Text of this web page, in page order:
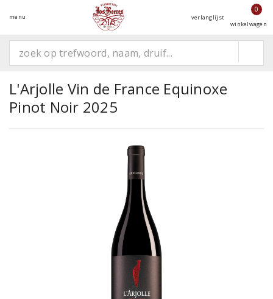
menu verlanglijst
0
winkelwagen
L'Arjolle Vin de France Equinoxe
Pinot Noir 2025